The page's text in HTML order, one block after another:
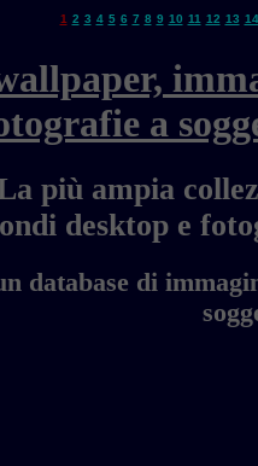
1 2 3 4 5 6 7 8 9 10 11 12 13 14
a
più ampia
desktop e
database di